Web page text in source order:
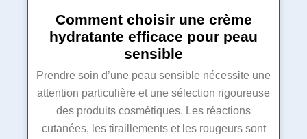
Comment choisir une crème
hydratante efficace pour peau
sensible
Prendre soin d’une peau sensible nécessite une
attention particulière et une sélection rigoureuse
des produits cosmétiques. Les réactions
cutanées, les tiraillements et les rougeurs sont